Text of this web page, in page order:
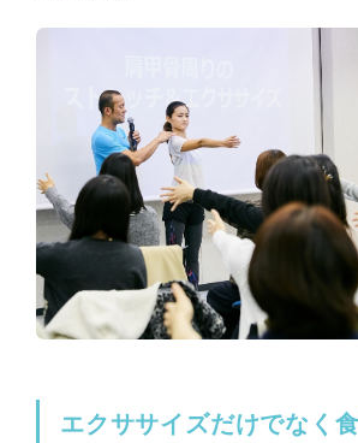
エクササイズだけでなく食